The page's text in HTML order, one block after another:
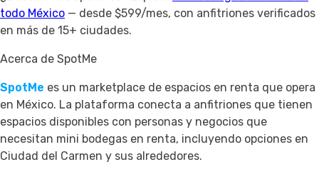
todo México — desde $599/mes, con anfitriones verificados
en más de 15+ ciudades.
Acerca de SpotMe
SpotMe es un marketplace de espacios en renta que opera
en México. La plataforma conecta a anfitriones que tienen
espacios disponibles con personas y negocios que
necesitan mini bodegas en renta, incluyendo opciones en
Ciudad del Carmen y sus alrededores.